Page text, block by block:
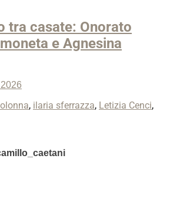
tra casate: Onorato
e Agnesina
, ilaria sferrazza, Letizia Cenci,